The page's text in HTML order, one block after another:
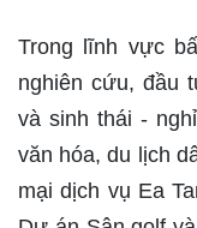
Trong lĩnh vực
nghiên cứu, đầu
và sinh thái -
văn hóa, du lịch
mại dịch vụ Ea